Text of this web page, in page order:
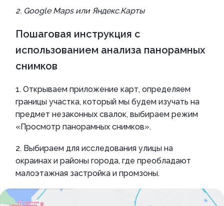
2. Google Maps или Яндекс.Карты
Пошаговая инструкция с
использованием анализа панорамных
снимков
1. Открываем приложение карт, определяем
границы участка, который мы будем изучать на
предмет незаконных свалок, выбираем режим
«Просмотр панорамных снимков».
2. Выбираем для исследования улицы на
окраинах и районы города, где преобладают
малоэтажная застройка и промзоны.